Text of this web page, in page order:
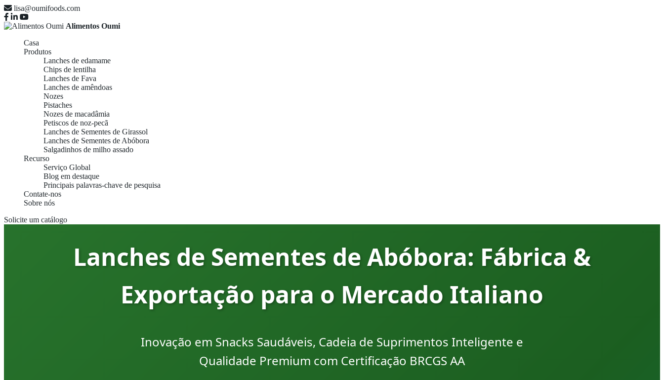
lisa@oumifoods.com
Alimentos Oumi
Casa
Produtos
Lanches de edamame
Chips de lentilha
Lanches de Fava
Lanches de amêndoas
Nozes
Pistaches
Nozes de macadâmia
Petiscos de noz-pecã
Lanches de Sementes de Girassol
Lanches de Sementes de Abóbora
Salgadinhos de milho assado
Recurso
Serviço Global
Blog em destaque
Principais palavras-chave de pesquisa
Contate-nos
Sobre nós
Solicite um catálogo
Lanches de Sementes de Abóbora: Fábrica &
Exportação para o Mercado Italiano
Inovação em Snacks Saudáveis, Cadeia de Suprimentos Inteligente e
Qualidade Premium com Certificação BRCGS AA